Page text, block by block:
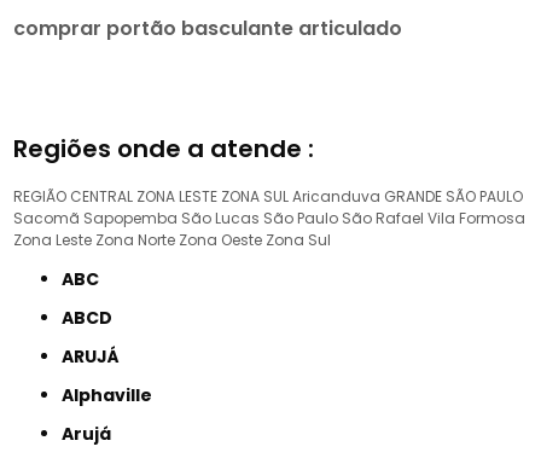
comprar portão basculante articulado
Regiões onde a atende :
REGIÃO CENTRAL ZONA LESTE ZONA SULAricanduva GRANDE SÃO PAULO
Sacomã Sapopemba São Lucas São Paulo São Rafael Vila Formosa
Zona Leste Zona Norte Zona Oeste Zona Sul
ABC
ABCD
ARUJÁ
Alphaville
Arujá